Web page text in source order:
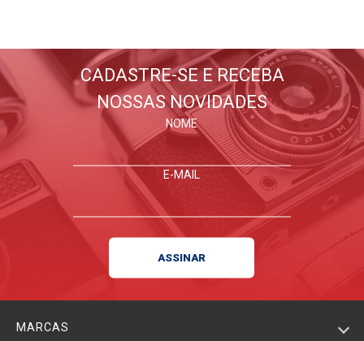
E tudo sobre fotografia
FIQUE POR DENTRO
CADASTRE-SE E RECEBA
NOSSAS NOVIDADES
NOME
E-MAIL
MARCAS